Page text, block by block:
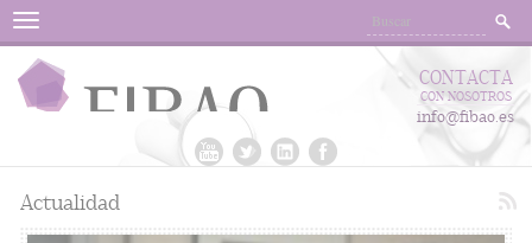
Menu
CONTACTA
CON NOSOTROS
info@fibao.es
Actualidad